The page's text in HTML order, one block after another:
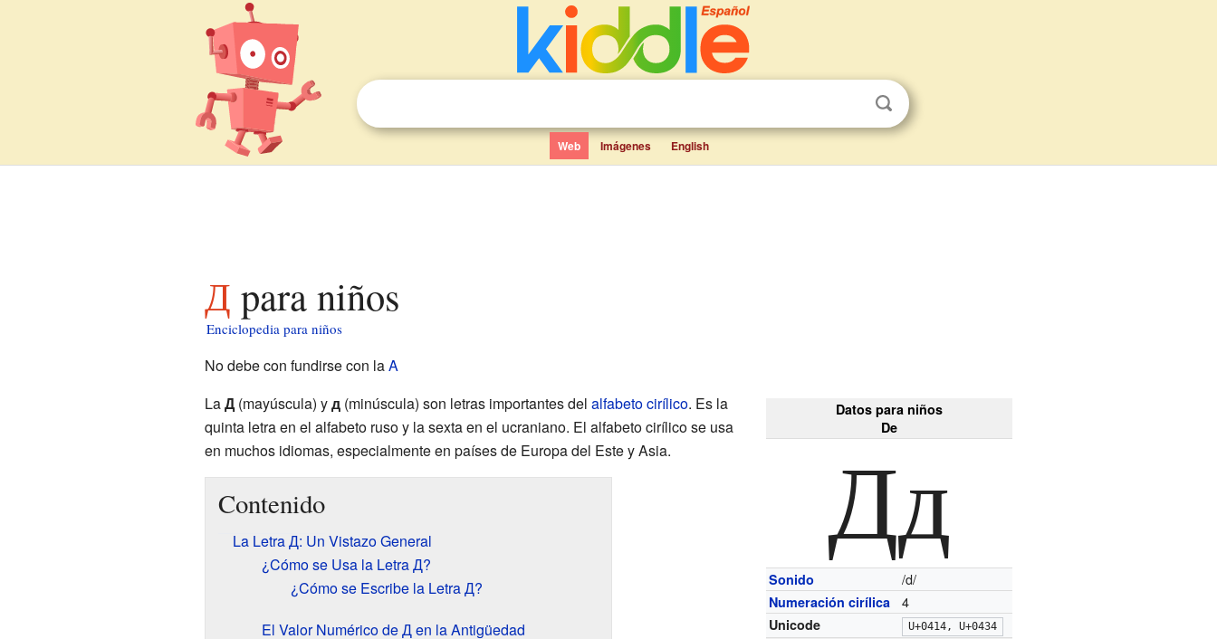
Web Imágenes English
Д para niños
Enciclopedia para niños
No debe con fundirse con laA
Datos para niños
De
Дд
Sonido /d/
Numeración cirílica 4
Unicode U+0414, U+0434
LaД(mayúscula) yд(minúscula) son letras importantes del alfabeto cirílico. Es la
quinta letra en el alfabeto ruso y la sexta en el ucraniano. El alfabeto cirílico se usa
en muchos idiomas, especialmente en países de Europa del Este y Asia.
Contenido
La Letra Д: Un Vistazo General
¿Cómo se Usa la Letra Д?
¿Cómo se Escribe la Letra Д?
El Valor Numérico de Д en la Antigüedad